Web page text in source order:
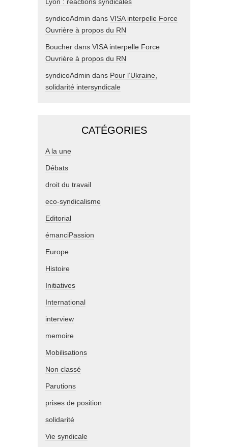
Lyon : réactions syndicales
syndicoAdmin dans VISA interpelle Force
Ouvrière à propos du RN
Boucher dans VISA interpelle Force
Ouvrière à propos du RN
syndicoAdmin dans Pour l’Ukraine,
solidarité intersyndicale
CATÉGORIES
A la une
Débats
droit du travail
eco-syndicalisme
Editorial
émanciPassion
Europe
Histoire
Initiatives
International
interview
memoire
Mobilisations
Non classé
Parutions
prises de position
solidarité
Vie syndicale